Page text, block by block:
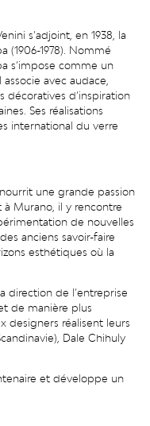
enini s’adjoint, en 1938, la
(1906-1978). Nommé
s’impose comme un
avec audace,
décoratives d’inspiration
Ses réalisations
international du verre
nourrit une grande passion
à Murano il y rencontre
ntation de nouvelles
anciens savoir-faire
esthétiques où la
direction de l’entreprise
de manière plus
designers réalisent leurs
Dale Chihuly
tenaire et développe un